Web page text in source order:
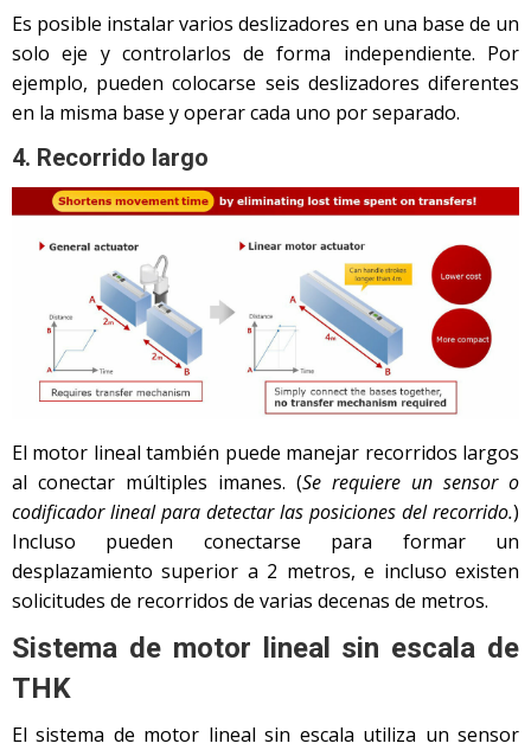
Es posible instalar varios deslizadores en una base de un
solo eje y controlarlos de forma independiente. Por
ejemplo, pueden colocarse seis deslizadores diferentes
en la misma base y operar cada uno por separado.
4. Recorrido largo
El motor lineal también puede manejar recorridos largos
al conectar múltiples imanes. (Se requiere un sensor o
codificador lineal para detectar las posiciones del recorrido.)
Incluso pueden conectarse para formar un
desplazamiento superior a 2 metros, e incluso existen
solicitudes de recorridos de varias decenas de metros.
Sistema de motor lineal sin escala de
THK
El sistema de motor lineal sin escala utiliza un sensor